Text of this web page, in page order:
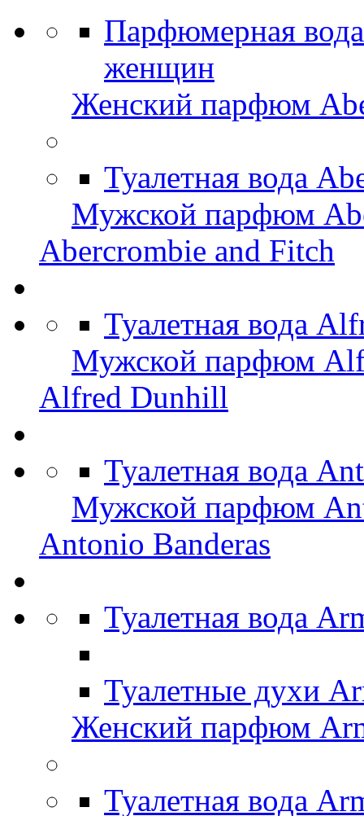
Парфюмерная
женщин
Женский парфюм
Туалетная вода
Мужской парфюм
Abercrombie and Fitch
Туалетная вода
Мужской парфюм
Alfred Dunhill
Туалетная вода
Мужской парфюм
Antonio Banderas
Туалетная вода
Туалетные духи
Женский парфюм
Туалетная вода